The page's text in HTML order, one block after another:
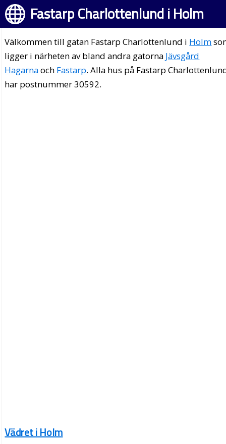
Fastarp Charlottenlund i Holm
Välkommen till gatan Fastarp Charlottenlund i Holm
ligger i närheten av bland andra gatorna Jävsgård
Hagarnaoch Fastarp. Alla hus på Fastarp
har postnummer 30592.
Vädret i Holm